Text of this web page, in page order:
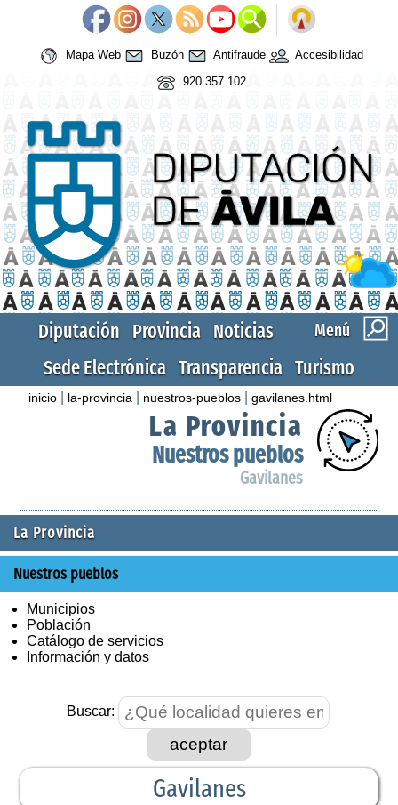
Mapa Web Buzón Antifraude
Accesibilidad
920 357 102
Menú
Diputación Provincia Noticias
Sede Electrónica Transparencia Turismo
inicio la-provincia nuestros-pueblos |gavilanes.html
La Provincia
Nuestros pueblos
Gavilanes
La Provincia
Nuestros pueblos
Municipios
Población
Catálogo de servicios
Información y datos
Buscar:
aceptar
Gavilanes